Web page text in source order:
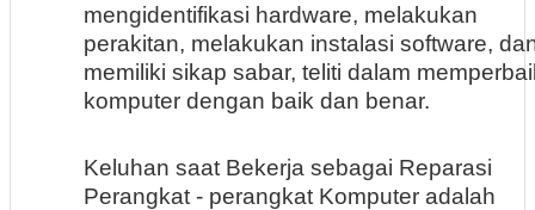
mengidentifikasi hardware, melakukan
perakitan, melakukan instalasi software,
memiliki sikap sabar, teliti dalam
komputer dengan baik dan benar.
Keluhan saat Bekerja sebagai Reparasi
Perangkat - perangkat Komputer adalah